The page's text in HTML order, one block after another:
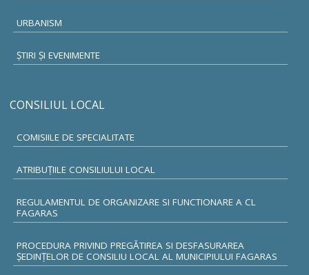
URBANISM
ŞTIRI ŞI EVENIMENTE
CONSILIUL LOCAL
COMISIILE DE SPECIALITATE
ATRIBUŢIILE CONSILIULUI LOCAL
REGULAMENTUL DE ORGANIZARE SI FUNCTIONARE A CL
FAGARAS
PROCEDURA PRIVIND PREGĂTIREA SI DESFASURAREA
ȘEDINȚELOR DE CONSILIU LOCAL AL MUNICIPIULUI FAGARAS